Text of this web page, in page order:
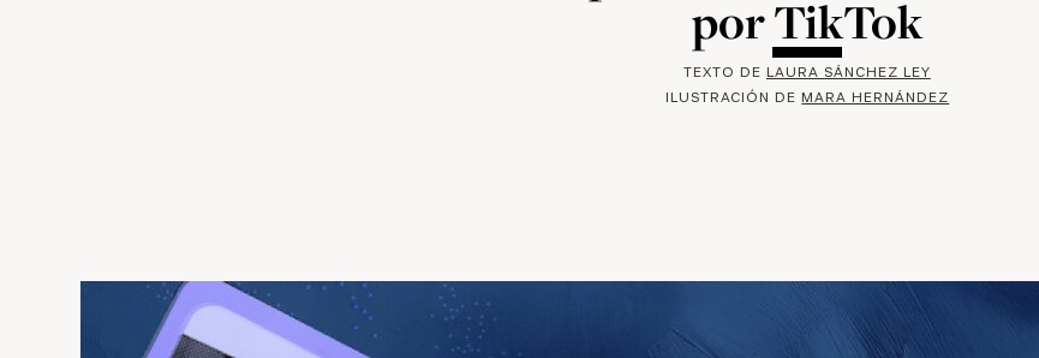
por TikTok
TEXTO DE LAURA SÁNCHEZ LEY
ILUSTRACIÓN DE MARA HERNÁNDEZ